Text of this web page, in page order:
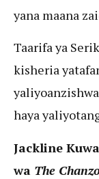
yana maana
Taarifa ya
kisheria
haya
Jackline
wa The